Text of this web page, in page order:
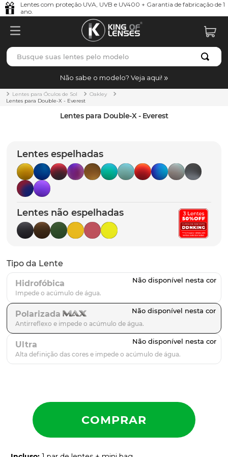
Lentes com proteção UVA, UVB e UV400 + Garantia de fabricação de 1
ano.
Busque suas lentes pelo modelo
Não sabe o modelo? Veja aqui!
Lentes para Óculos de Sol
Oakley
Lentes para Double-X - Everest
Lentes para Double-X - Everest
Lentes espelhadas
Lentes não espelhadas
Tipo da Lente
Hidrofóbica
Polarizada
Ultra
TERMOS MAIS BUSCADOS
1º borrachas
holbrook
5º chaves
6º t-shock
7º latch
8º gasket
9º parafusos